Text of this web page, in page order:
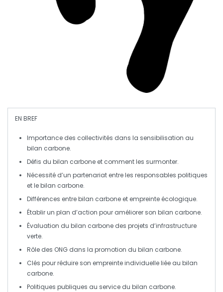
EN BREF
Importance des collectivités dans la sensibilisation au
bilan carbone.
Défis du bilan carbone et comment les surmonter.
Nécessité d’un partenariat entre les responsables politiques
et lebilan carbone.
Différences entrebilan carbone et empreinte écologique.
Établir un plan d’action pour améliorer son bilan carbone.
Évaluation du bilan carbone des projets d’infrastructure
verte.
Rôle des ONG dans la promotion du bilan carbone.
Clés pour réduire son empreinte individuelleliée au bilan
carbone.
Politiques publiques au service du bilan carbone.